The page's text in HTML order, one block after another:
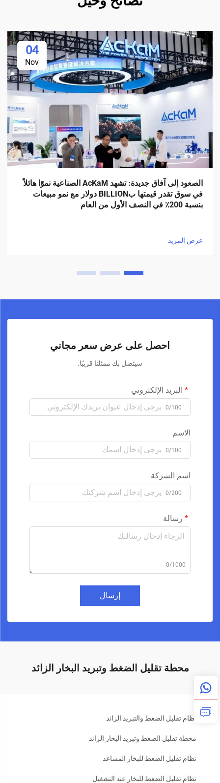
04
Nov
الصعود إلى آفاق جديدة: تشهد AcKaM الصناعية نموًا هائلاً
في سوق تقدر قيمتها بBILLION دولار مع نمو مبيعات
بنسبة 200٪ في النصف الأول من العام
عرض المزيد
احصل على عرض سعر مجاني
سيتصل بك ممثلنا قريبًا.
البريد الإلكتروني
0/100
الاسم
0/100
اسم الشركة
0/200
رسالة
0/1000
إرسال
محطة تقليل الضغط وتبريد البخار الزائد
نظام تقليل الضغط والتبريد الزائد
محطة تقليل الضغط وتبريد البخار الزائد
نظام تقليل الضغط للبخار المساعد
نظام تقليل الضغط للبخار عند التشغيل